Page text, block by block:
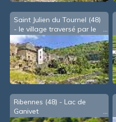
Saint Julien du Tournel (48)
- le village traversé par le
Lot
Ribennes (48) - Lac de
Ganivet